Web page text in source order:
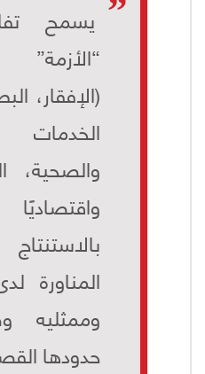
يسمح
(الإفقار،
الخدمات
والصحية،
المناورة
وممثليه
حدودها